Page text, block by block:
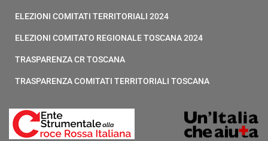
ELEZIONI COMITATI TERRITORIALI 2024
ELEZIONI COMITATO REGIONALE TOSCANA 2024
TRASPARENZA CR TOSCANA
TRASPARENZA COMITATI TERRITORIALI TOSCANA